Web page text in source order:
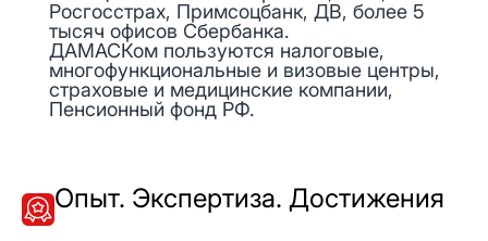
Росгосстрах, Примсоцбанк, ДВ, более 5
тысяч офисов Сбербанка.
ДАМАСКом пользуются налоговые,
многофункциональные и визовые центры,
страховые и медицинские компании,
Пенсионный фонд РФ.
Опыт. Экспертиза. Достижения